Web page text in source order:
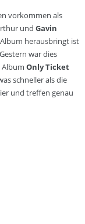
vorkommen als
und Gavin
herausbringt ist
war dies
Album Only Ticket
schneller als die
und treffen genau